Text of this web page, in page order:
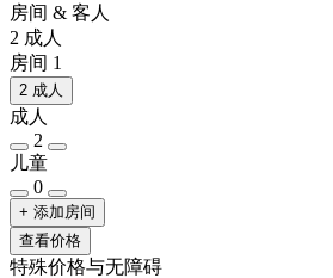
房间 & 客人
2 成人
房间 1
2 成人
成人
2
儿童
0
+ 添加房间
查看价格
特殊价格与无障碍